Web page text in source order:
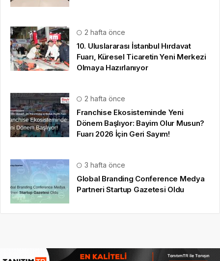
2 hafta önce
10. Uluslararası İstanbul Hırdavat
Fuarı, Küresel Ticaretin Yeni Merkezi
Olmaya Hazırlanıyor
2 hafta önce
Franchise Ekosisteminde Yeni
Dönem Başlıyor: Bayim Olur Musun?
Fuarı 2026 İçin Geri Sayım!
3 hafta önce
Global Branding Conference Medya
Partneri Startup Gazetesi Oldu